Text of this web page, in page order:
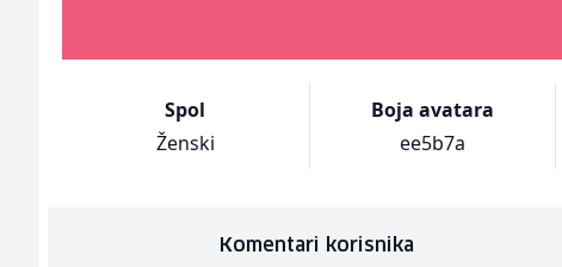
Spol
Ženski
Boja avatara
ee5b7a
Komentari korisnika